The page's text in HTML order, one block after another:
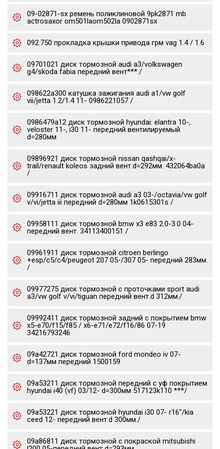
09-02871-sx ремень поликлиновой 9pk2871 mb
actrosaxor om501laom502la 0902871sx
092.750 прокладка крышки привода грм vag 1.4 / 1.6
09701021 диск тормозной audi a3/volkswagen
g4/skoda fabia передний вент***./
098622a300 катушка зажигания audi a1/vw golf
vii/jetta 1.2/1.4 11- 0986221057 /
0986479a12 диск тормозной hyundai: elantra 10-,
veloster 11-, i30 11- передний вентилируемый
d=280мм
09896921 диск тормозной nissan qashqai/x-
trail/renault koleos задний вент.d=292мм. 432064ba0a
/
09916711 диск тормозной audi a3 03-/octavia/vw golf
v/vi/jetta iii передний d=280мм 1k0615301s /
09958111 диск тормозной bmw x3 e83 2.0-3.0 04-
передний вент. 34113400151 /
09961911 диск тормозной citroen berlingo
+esp/c5/c4/peugeot 207 05-/307 05- передний 283мм.
/
09977275 диск тормозной c проточками sport audi
a3/vw golf v/vi/tiguan передний вент.d 312мм./
09992411 диск тормозной задний с покрытием bmw
x5-e70/f15/f85 / x6-e71/e72/f16/86 07-19
34216793246
09a42721 диск тормозной ford mondeo iv 07-
d=137мм передний 1500159
09a53211 диск тормозной передний с уф покрытием
hyundai i40 (vf) 03/12- d=300мм 517123k110 ***/
09a53221 диск тормозной hyundai i30 07- r16"/kia
ceed 12- передний вент.d 300мм./
09a86811 диск тормозной с покраской mitsubishi